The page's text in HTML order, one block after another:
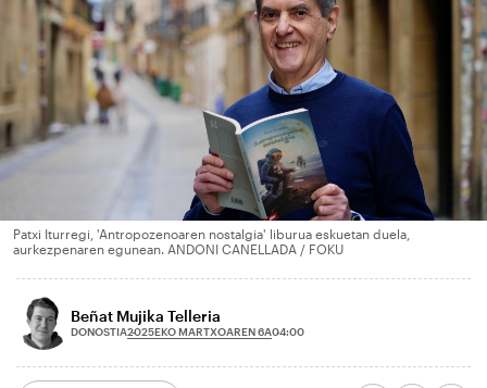
Patxi Iturregi, 'Antropozenoaren nostalgia' liburua eskuetan duela,
aurkezpenaren egunean. ANDONI CANELLADA / FOKU
Beñat Mujika Telleria
DONOSTIA2025EKO MARTXOAREN 6A04:00